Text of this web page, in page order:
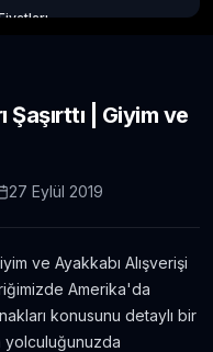
Hikayem ve Tavsiyelerim
30 Youtube Kanalı
| Giyim ve
27 Eylül 2019
ve Ayakkabı Alışverişi
Amerika'da
konusunu detaylı bir
yolculuğunuzda